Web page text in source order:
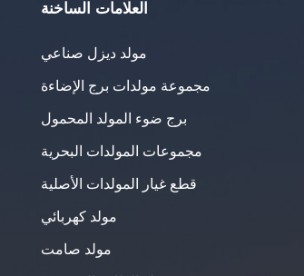
العلامات الساخنة
مولد ديزل صناعي
مجموعة مولدات برج الإضاءة
برج ضوء المولد المحمول
مجموعات المولدات البحرية
قطع غيار المولدات الأصلية
مولد كهربائي
مولد صامت